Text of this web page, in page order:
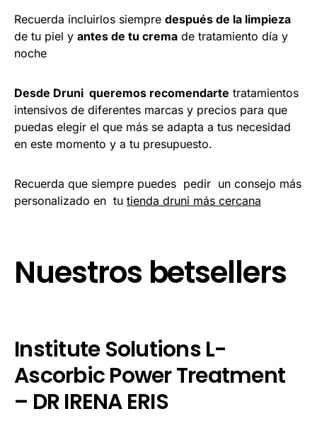
Recuerda incluirlos siempre después de la limpieza
de tu piel y antes de tu crema de tratamiento día y
noche
Desde Druni queremos recomendarte tratamientos
intensivos de diferentes marcas y precios para que
puedas elegir el que más se adapta a tus necesidad
en este momento y a tu presupuesto.
Recuerda que siempre puedes pedir un consejo más
personalizado en tu tienda druni más cercana
Nuestros betsellers
Institute Solutions L-
Ascorbic Power Treatment
– DR IRENA ERIS